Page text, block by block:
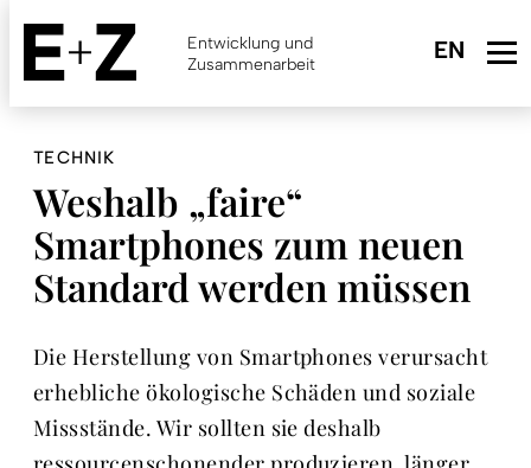
Skip
main
content
Entwicklung und
Zusammenarbeit
TECHNIK
Weshalb „faire“
Smartphones zum neuen
Standard werden müssen
Die Herstellung von Smartphones verursacht
erhebliche ökologische Schäden und soziale
Missstände. Wir sollten sie deshalb